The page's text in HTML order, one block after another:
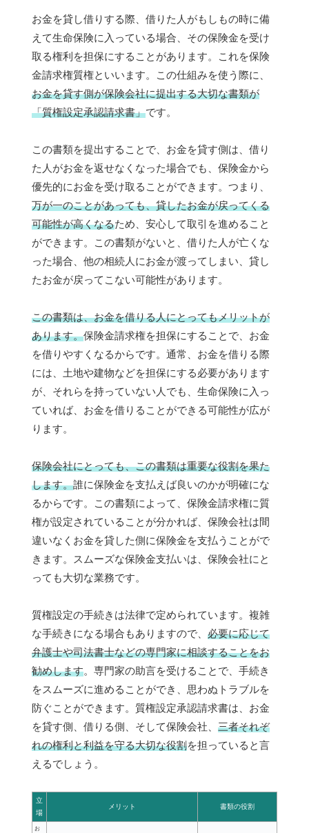
お金を貸し借りする際、借りた人がもしもの時に備
えて生命保険に入っている場合、その保険金を受け
取る権利を担保にすることがあります。これを保険
金請求権質権といいます。この仕組みを使う際に、
お金を貸す側が保険会社に提出する大切な書類が
「質権設定承認請求書」です。
この書類を提出することで、お金を貸す側は、借り
た人がお金を返せなくなった場合でも、保険金から
優先的にお金を受け取ることができます。つまり、
万が一のことがあっても、貸したお金が戻ってくる
可能性が高くなるため、安心して取引を進めること
ができます。この書類がないと、借りた人が亡くな
った場合、他の相続人にお金が渡ってしまい、貸し
たお金が戻ってこない可能性があります。
この書類は、お金を借りる人にとってもメリットが
あります。保険金請求権を担保にすることで、お金
を借りやすくなるからです。通常、お金を借りる際
には、土地や建物などを担保にする必要があります
が、それらを持っていない人でも、生命保険に入っ
ていれば、お金を借りることができる可能性が広が
ります。
保険会社にとっても、この書類は重要な役割を果た
します。誰に保険金を支払えば良いのかが明確にな
るからです。この書類によって、保険金請求権に質
権が設定されていることが分かれば、保険会社は間
違いなくお金を貸した側に保険金を支払うことがで
きます。スムーズな保険金支払いは、保険会社にと
っても大切な業務です。
質権設定の手続きは法律で定められています。複雑
な手続きになる場合もありますので、 必要に応じて
弁護士や司法書士などの専門家に相談することをお
勧めします。専門家の助言を受けることで、手続き
をスムーズに進めることができ、思わぬトラブルを
防ぐことができます。質権設定承認請求書は、お金
を貸す側、借りる側、そして保険会社、 三者それぞ
れの権利と利益を守る大切な役割を担っていると言
えるでしょう。
立
場
メリット 書類の役割
お